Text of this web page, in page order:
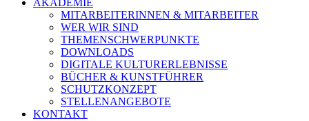
AKADEMIE
MITARBEITERINNEN & MITARBEITER
WER WIR SIND
THEMENSCHWERPUNKTE
DOWNLOADS
DIGITALE KULTURERLEBNISSE
BÜCHER & KUNSTFÜHRER
SCHUTZKONZEPT
STELLENANGEBOTE
KONTAKT